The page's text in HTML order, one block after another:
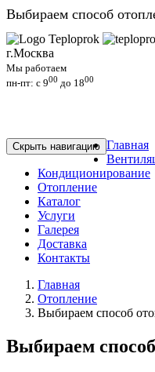
Выбираем способ
г.Москва
Мы работаем
пн-пт: c 900 до 1800
Скрыть навигацию Главная
Кондиционирование
Отопление
Каталог
Услуги
Галерея
Доставка
Контакты
Главная
Отопление
Выбираем способ
Выбираем